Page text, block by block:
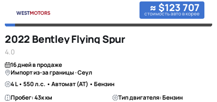
≈ $123 707
стоимость авто в корее
2022 Bentley Flying Spur
4.0
16 дней в продаже
Импорт из-за границы · Сеул
4 L • 550 л.с. • Автомат (AT) • Бензин
Пробег: 43к км
Тип двигателя: Бензин